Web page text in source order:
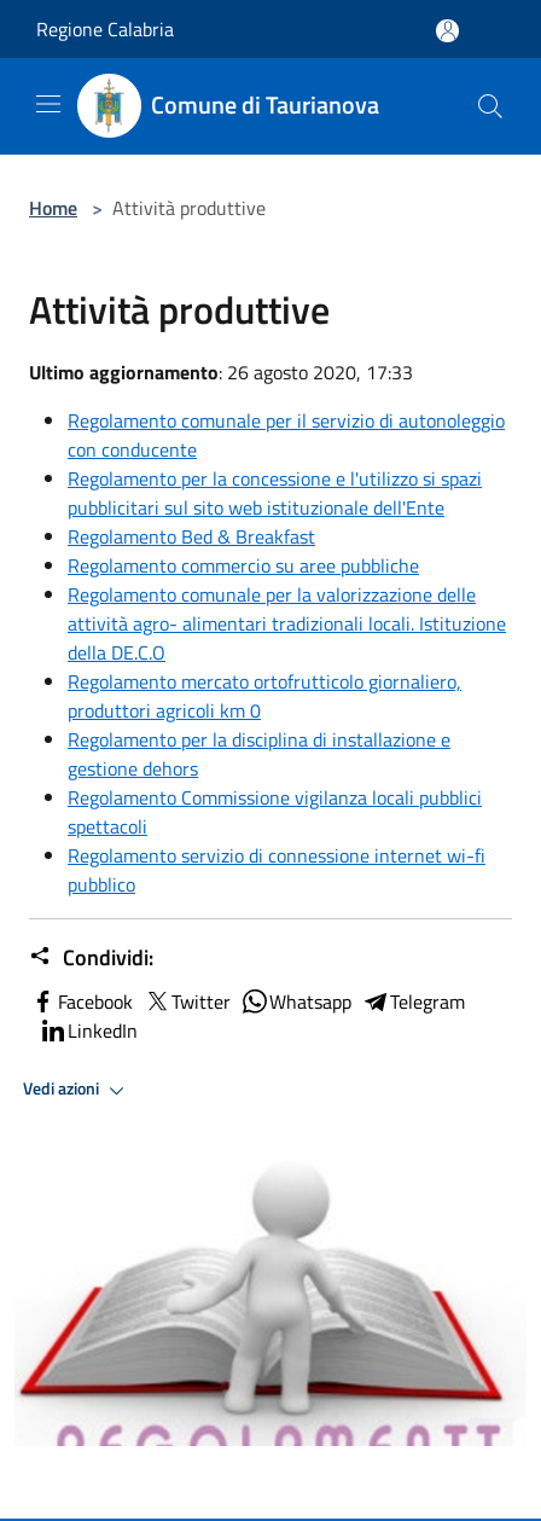
Regione Calabria
Comune di Taurianova
Home > Attività produttive
Attività produttive
Ultimo aggiornamento: 26 agosto 2020, 17:33
Regolamento comunale per il servizio di autonoleggio
con conducente
Regolamento per la concessione e l'utilizzo si spazi
pubblicitari sul sito web istituzionale dell'Ente
Regolamento Bed & Breakfast
Regolamento commercio su aree pubbliche
Regolamento comunale per la valorizzazione delle
attività agro- alimentari tradizionali locali. Istituzione
della DE.C.O
Regolamento mercato ortofrutticolo giornaliero,
produttori agricoli km 0
Regolamento per la disciplina di installazione e
gestione dehors
Regolamento Commissione vigilanza locali pubblici
spettacoli
Regolamento servizio di connessione internet wi-fi
pubblico
Condividi:
Facebook Twitter Whatsapp
Telegram
LinkedIn
Vedi azioni